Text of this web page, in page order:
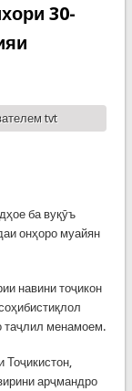
30-
tvt
ба вуқӯъ
онҳоро муайян
навини тоҷикон
таҷлил менамоем.
арҷмандро